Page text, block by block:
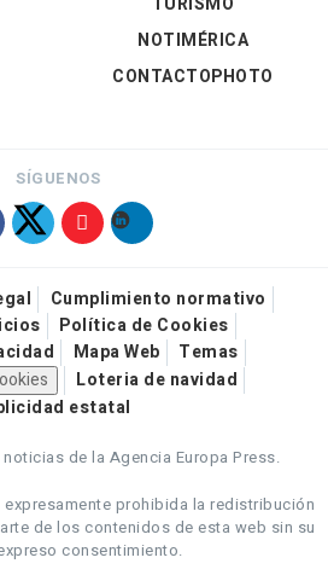
NOTIMÉRICA
CONTACTOPHOTO
SÍGUENOS
Cumplimiento normativo
Política de Cookies
Mapa Web
Temas
Loteria de navidad
estatal
de la Agencia Europa Press.
expresamente prohibida la redistribución
de los contenidos de esta web sin su
consentimiento.